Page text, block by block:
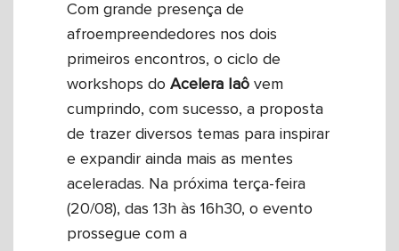
Com grande presença de
afroempreendedores nos dois
primeiros encontros, o ciclo de
workshops do Acelera Iaô vem
cumprindo, com sucesso, a proposta
de trazer diversos temas para inspirar
e expandir ainda mais as mentes
aceleradas. Na próxima terça-feira
(20/08), das 13h às 16h30, o evento
prossegue com a